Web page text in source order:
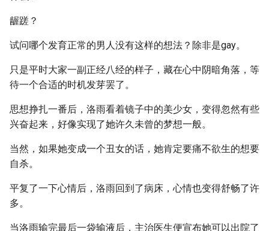
龌蹉？
试问哪个发育正常的男人没有这样的想法？除非是gay。
只是平时大家一副正经八经的样子，藏在心中阴暗角落，等
待一个合适的时机发芽罢了。
思想挣扎一番后，洛雨看着镜子中的美少女，变得忽然有些
兴奋起来，好像实现了她许久未曾的梦想一般。
当然，如果她变成一个丑女的话，她肯定要痛不欲生的想要
自杀。
平复了一下心情后，洛雨回到了病床，心情也变得舒畅了许
多。
当洛雨输完最后一袋输液后，主治医生便宣布她可以出院了